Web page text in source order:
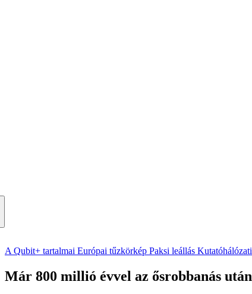
A Qubit+ tartalmai Európai tűzkörkép Paksi leállás
Már 800 millió évvel az ősrobbanás